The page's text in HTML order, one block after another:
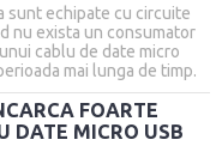
sunt echipate cu circuite
nu exista un consumator
cablu de date micro
mai lunga de timp.
FOARTE
DATE MICRO USB